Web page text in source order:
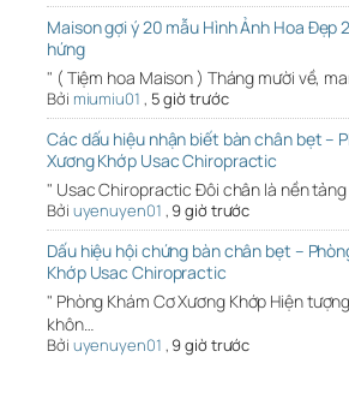
Maison gợi ý 20 mẫu Hình Ảnh Hoa Đẹp
hứng
" ( Tiệm hoa Maison ) Tháng mười về,
Bởi miumiu01 , 5 giờ trước
Các dấu hiệu nhận biết bàn chân bẹt –
Xương Khớp Usac Chiropractic
" Usac Chiropractic Đôi chân là nền
Bởi uyenuyen01 ,9 giờ trước
Dấu hiệu hội chứng bàn chân bẹt –
Khớp Usac Chiropractic
" Phòng Khám Cơ Xương Khớp Hiện
khôn…
Bởi uyenuyen01 ,9 giờ trước